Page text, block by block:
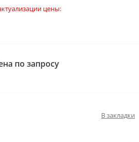
цены:
по запросу
В закладки